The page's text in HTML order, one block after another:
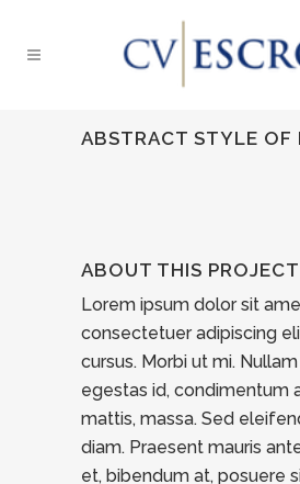
ABSTRACT STYLE OF
ABOUT THIS PROJECT
Lorem ipsum dolor sit
consectetuer adipiscing
cursus. Morbi ut mi.
egestas id, condimentum
mattis, massa. Sed
diam. Praesent mauris
et, bibendum at, posuere